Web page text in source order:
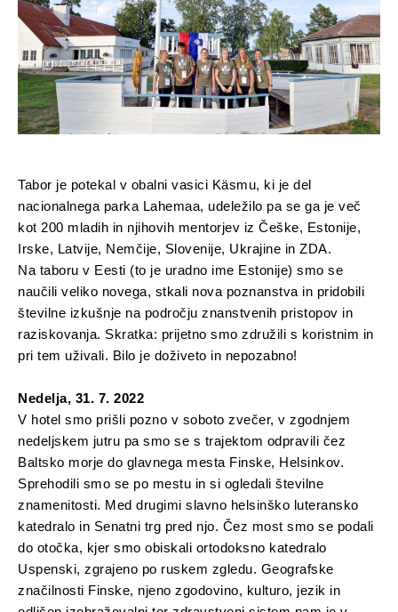
Tabor je potekal v obalni vasici Käsmu, ki je del
nacionalnega parka Lahemaa, udeležilo pa se ga je več
kot 200 mladih in njihovih mentorjev iz Češke, Estonije,
Irske, Latvije, Nemčije, Slovenije, Ukrajine in ZDA.
Na taboru v Eesti (to je uradno ime Estonije) smo se
naučili veliko novega, stkali nova poznanstva in pridobili
številne izkušnje na področju znanstvenih pristopov in
raziskovanja. Skratka: prijetno smo združili s koristnim in
pri tem uživali. Bilo je doživeto in nepozabno!
Nedelja, 31. 7. 2022
V hotel smo prišli pozno v soboto zvečer, v zgodnjem
nedeljskem jutru pa smo se s trajektom odpravili čez
Baltsko morje do glavnega mesta Finske, Helsinkov.
Sprehodili smo se po mestu in si ogledali številne
znamenitosti. Med drugimi slavno helsinško luteransko
katedralo in Senatni trg pred njo. Čez most smo se podali
do otočka, kjer smo obiskali ortodoksno katedralo
Uspenski, zgrajeno po ruskem zgledu. Geografske
značilnosti Finske, njeno zgodovino, kulturo, jezik in